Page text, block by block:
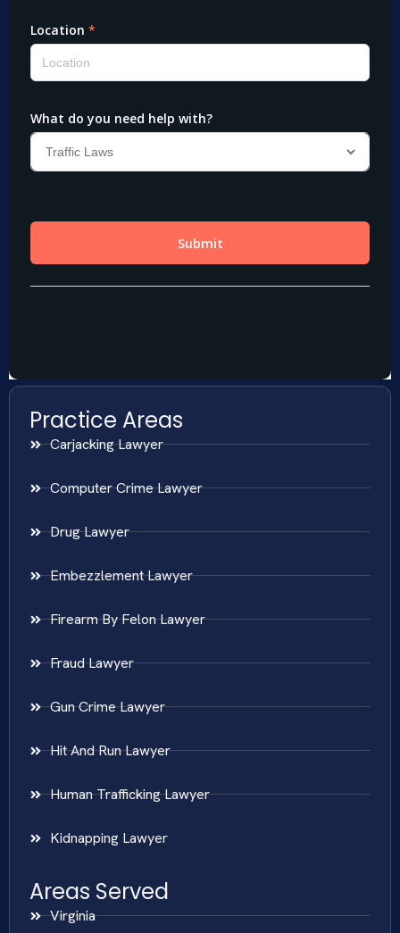
Practice Areas
Carjacking Lawyer
Computer Crime Lawyer
Drug Lawyer
Embezzlement Lawyer
Firearm By Felon Lawyer
Fraud Lawyer
Gun Crime Lawyer
Hit And Run Lawyer
Human Trafficking Lawyer
Kidnapping Lawyer
Areas Served
Virginia